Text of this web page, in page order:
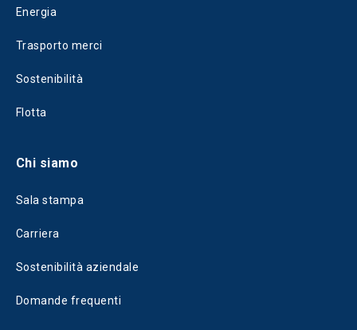
Energia
Trasporto merci
Sostenibilità
Flotta
Chi siamo
Sala stampa
Carriera
Sostenibilità aziendale
Domande frequenti